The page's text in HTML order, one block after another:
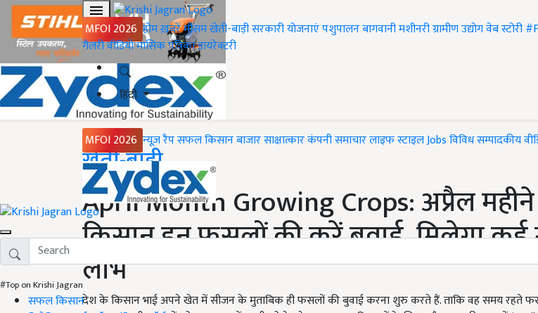
MFOI 2026 होमख़बरेंमौसमखेती-बाड़ीसरकारी योजनाएंपशुपालनबागवानीमशीनरीग्रामीण उद्योगवेब स्टोरी
गैलरीवीडियोमासिक पत्रिकाडायरेक्टरी
हिंदी
MFOI 2026 न्यूज़ रैपसफल किसानबाजारसाक्षात्कारकंपनी समाचारलाइफ स्टाइलJobsविविधसम्पादकीय
#Top on Krishi Jagran
सफल किसान
Home
खेती-बाड़ी
April Month Growing Crops: अप्रैल
किसान इन फसलों की करें बुवाई, मिलेगा कई
लाभ
देश के किसान भाई अपने खेत में सीजन के मुताबिक ही फसलों की बुवाई करना शुरु करते हैं. ताकि वह समय रहते